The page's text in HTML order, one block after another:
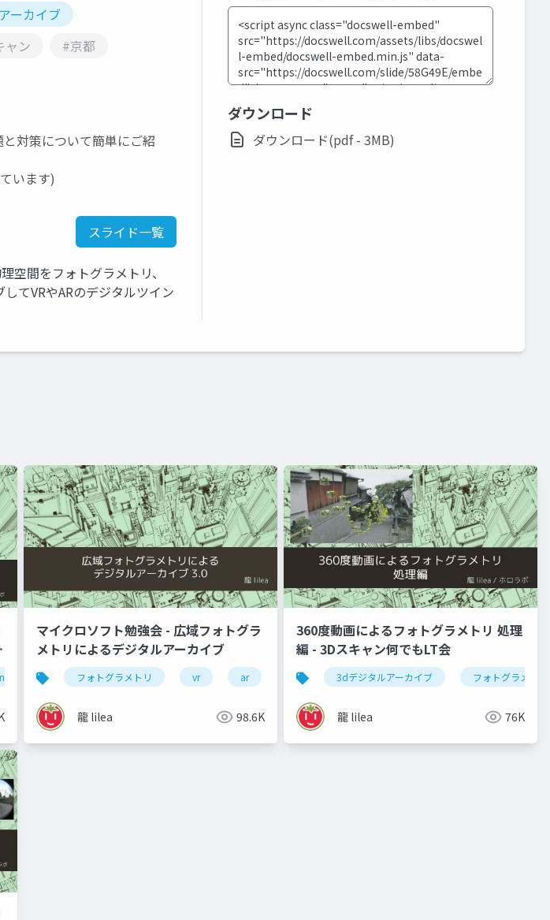
ーカイブ
ャン #京都
対策について簡単にご紹
います)
スライド一覧
間をフォトグラメトリ、
てVRやARのデジタルツイン
ダウンロード
ダウンロード(pdf - 3MB)
splatting 3dgs
マイクロソフト勉強会 - 広域フォトグラ
メトリによるデジタルアーカイブ
フォトグラメトリ vr ar 3dデジタルアーカイブ
龍 lilea 98.6K
360度動画によるフォトグラメトリ 処理
編 - 3Dスキャン何でもLT会
3dデジタルアーカイブ フォトグラメトリ
龍 lilea 76K